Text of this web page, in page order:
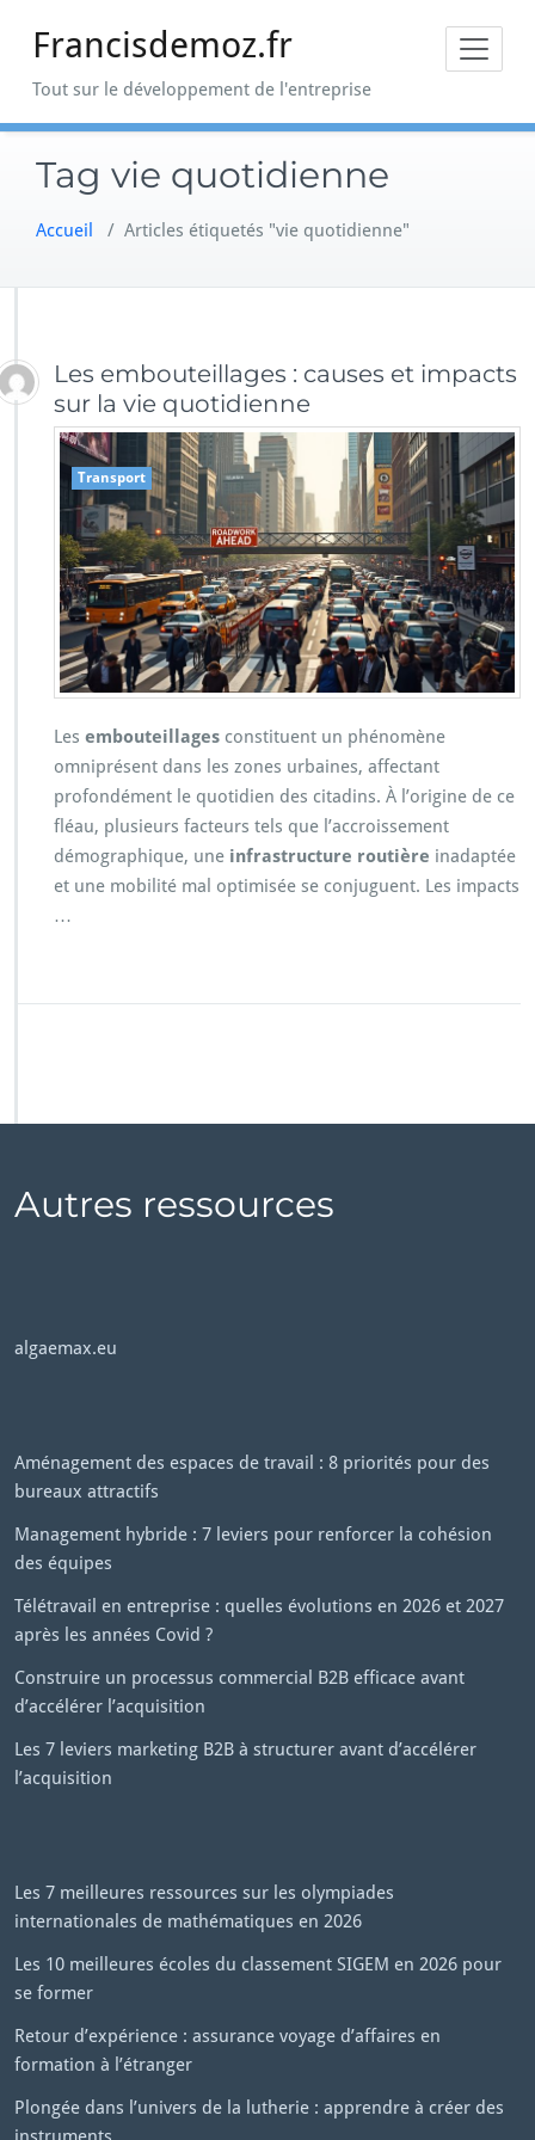
Francisdemoz.fr
Tout sur le développement de l'entreprise
Tag vie quotidienne
Accueil / Articles étiquetés "vie quotidienne"
Les embouteillages : causes et impacts
sur la vie quotidienne
Transport
Les embouteillages constituent un phénomène
omniprésent dans les zones urbaines, affectant
profondément le quotidien des citadins. À l’origine de ce
fléau, plusieurs facteurs tels que l’accroissement
démographique, une infrastructure routière inadaptée
et une mobilité mal optimisée se conjuguent. Les impacts
…
Autres ressources
algaemax.eu
Aménagement des espaces de travail : 8 priorités pour des
bureaux attractifs
Management hybride : 7 leviers pour renforcer la cohésion
des équipes
Télétravail en entreprise : quelles évolutions en 2026 et 2027
après les années Covid ?
Construire un processus commercial B2B efficace avant
d’accélérer l’acquisition
Les 7 leviers marketing B2B à structurer avant d’accélérer
l’acquisition
Les 7 meilleures ressources sur les olympiades
internationales de mathématiques en 2026
Les 10 meilleures écoles du classement SIGEM en 2026 pour
se former
Retour d’expérience : assurance voyage d’affaires en
formation à l’étranger
Plongée dans l’univers de la lutherie : apprendre à créer des